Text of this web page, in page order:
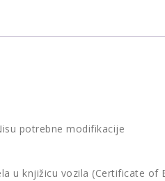
potrebne modifikacije
u knjižicu vozila (Certificate of